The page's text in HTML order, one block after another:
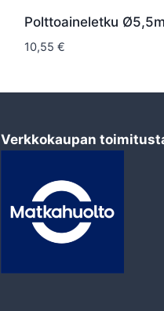
Polttoaineletku
10,55 €
Verkkokaupan